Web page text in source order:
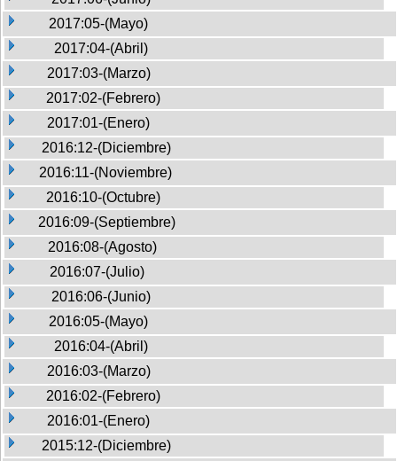
2017:05-(Mayo)
2017:04-(Abril)
2017:03-(Marzo)
2017:02-(Febrero)
2017:01-(Enero)
2016:12-(Diciembre)
2016:11-(Noviembre)
2016:10-(Octubre)
2016:09-(Septiembre)
2016:08-(Agosto)
2016:07-(Julio)
2016:06-(Junio)
2016:05-(Mayo)
2016:04-(Abril)
2016:03-(Marzo)
2016:02-(Febrero)
2016:01-(Enero)
2015:12-(Diciembre)